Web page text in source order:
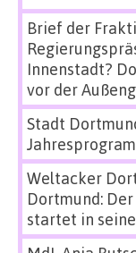
Brief der
Innenstadt?
vor der
Stadt
Weltacker
Dortmund:
startet in